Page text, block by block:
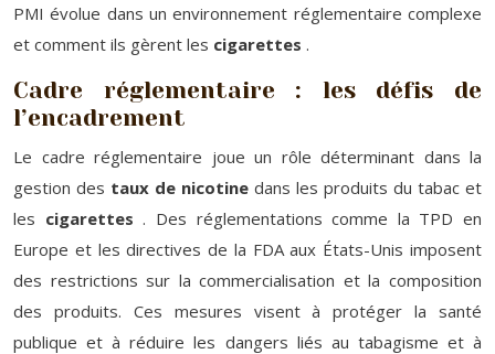
PMI évolue dans un environnement réglementaire complexe
et comment ils gèrent les cigarettes .
Cadre réglementaire : les défis de
l’encadrement
Le cadre réglementaire joue un rôle déterminant dans la
gestion des taux de nicotine dans les produits du tabac et
les cigarettes . Des réglementations comme la TPD en
Europe et les directives de la FDA aux États-Unis imposent
des restrictions sur la commercialisation et la composition
des produits. Ces mesures visent à protéger la santé
publique et à réduire les dangers liés au tabagisme et à